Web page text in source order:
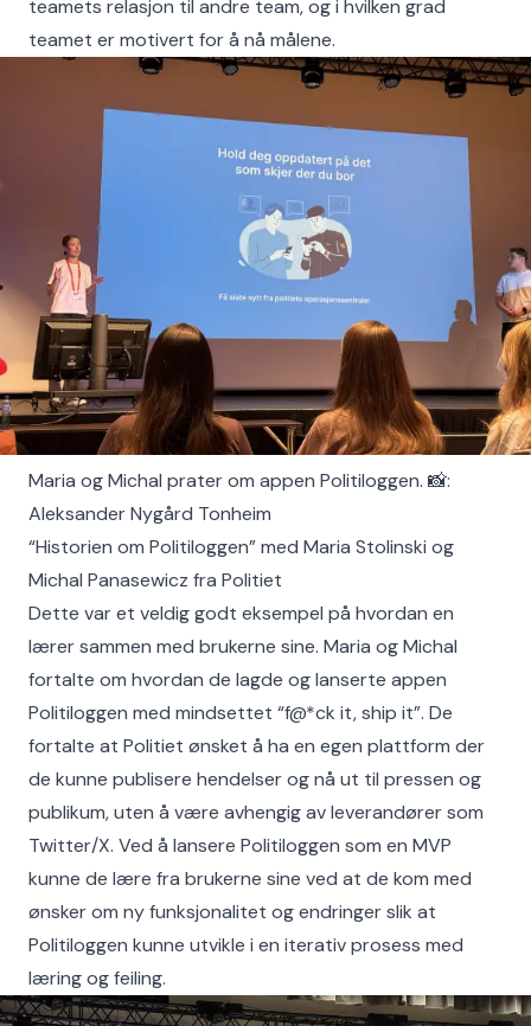
teamets relasjon til andre team, og i hvilken grad
teamet er motivert for å nå målene.
Maria og Michal prater om appen Politiloggen. 📸:
Aleksander Nygård Tonheim
“Historien om Politiloggen” med Maria Stolinski og
Michal Panasewicz fra Politiet
Dette var et veldig godt eksempel på hvordan en
lærer sammen med brukerne sine. Maria og Michal
fortalte om hvordan de lagde og lanserte appen
Politiloggen med mindsettet “f@*ck it, ship it”. De
fortalte at Politiet ønsket å ha en egen plattform der
de kunne publisere hendelser og nå ut til pressen og
publikum, uten å være avhengig av leverandører som
Twitter/X. Ved å lansere Politiloggen som en MVP
kunne de lære fra brukerne sine ved at de kom med
ønsker om ny funksjonalitet og endringer slik at
Politiloggen kunne utvikle i en iterativ prosess med
læring og feiling.